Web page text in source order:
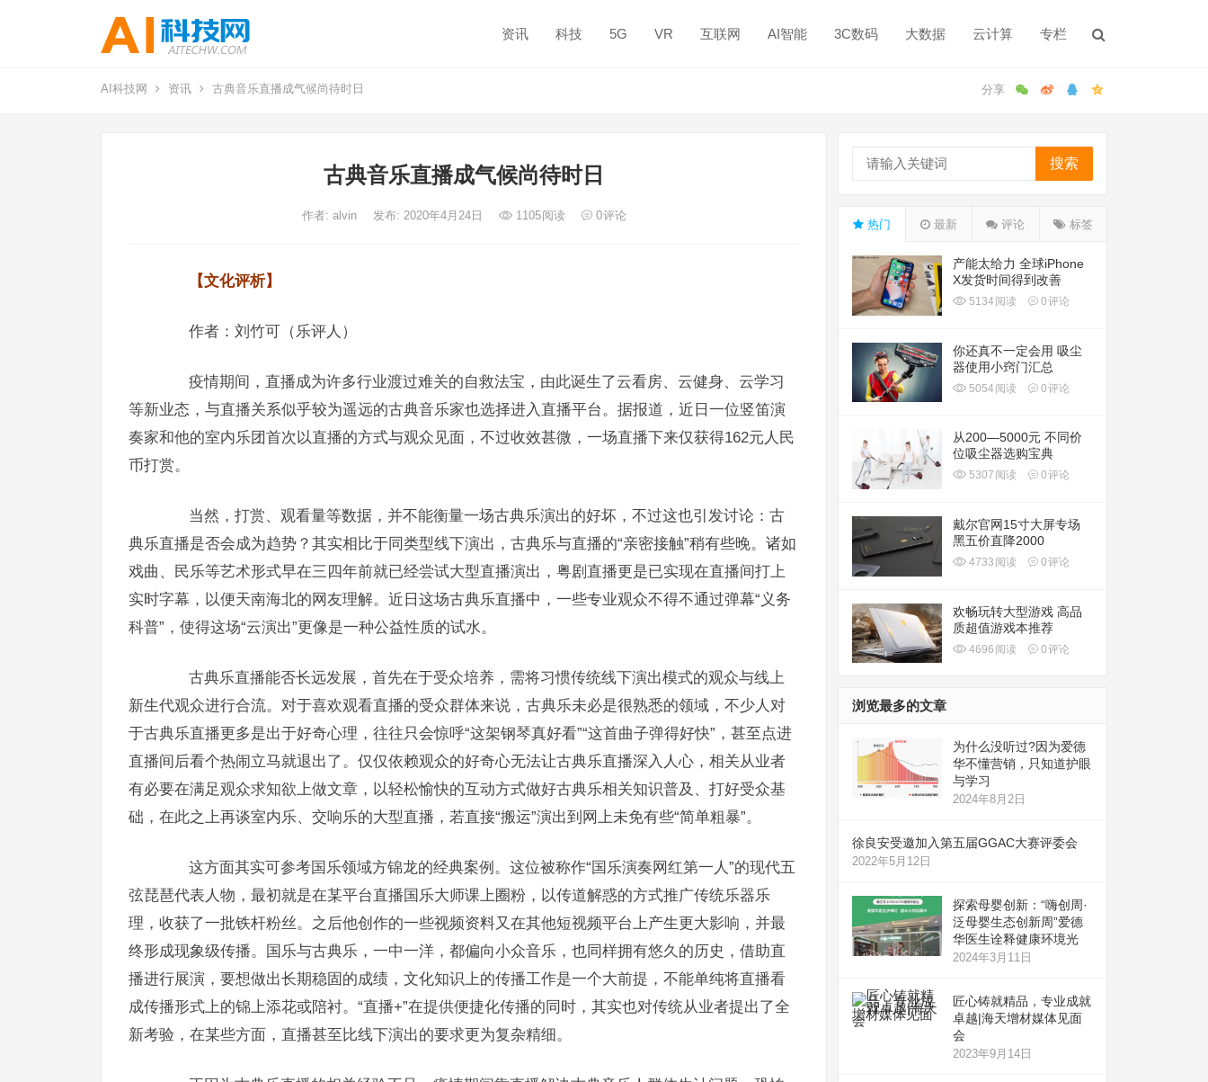
资讯 科技 5G VR 互联网 AI智能 3C数码 大数据 云计算 专栏
AI科技网 资讯 古典音乐直播成气候尚待时日
古典音乐直播成气候尚待时日
作者: alvin 发布: 2020年4月24日 1105阅读 0评论
【文化评析】
作者：刘竹可（乐评人）
疫情期间，直播成为许多行业渡过难关的自救法宝，由此诞生了云看房、云健身、云学习
等新业态，与直播关系似乎较为遥远的古典音乐家也选择进入直播平台。据报道，近日一位竖笛演
奏家和他的室内乐团首次以直播的方式与观众见面，不过收效甚微，一场直播下来仅获得162元人民
币打赏。
当然，打赏、观看量等数据，并不能衡量一场古典乐演出的好坏，不过这也引发讨论：古
典乐直播是否会成为趋势？其实相比于同类型线下演出，古典乐与直播的“亲密接触”稍有些晚。诸如
戏曲、民乐等艺术形式早在三四年前就已经尝试大型直播演出，粤剧直播更是已实现在直播间打上
实时字幕，以便天南海北的网友理解。近日这场古典乐直播中，一些专业观众不得不通过弹幕“义务
科普”，使得这场“云演出”更像是一种公益性质的试水。
古典乐直播能否长远发展，首先在于受众培养，需将习惯传统线下演出模式的观众与线上
新生代观众进行合流。对于喜欢观看直播的受众群体来说，古典乐未必是很熟悉的领域，不少人对
于古典乐直播更多是出于好奇心理，往往只会惊呼“这架钢琴真好看”“这首曲子弹得好快”，甚至点进
直播间后看个热闹立马就退出了。仅仅依赖观众的好奇心无法让古典乐直播深入人心，相关从业者
有必要在满足观众求知欲上做文章，以轻松愉快的互动方式做好古典乐相关知识普及、打好受众基
础，在此之上再谈室内乐、交响乐的大型直播，若直接“搬运”演出到网上未免有些“简单粗暴”。
这方面其实可参考国乐领域方锦龙的经典案例。这位被称作“国乐演奏网红第一人”的现代五
弦琵琶代表人物，最初就是在某平台直播国乐大师课上圈粉，以传道解惑的方式推广传统乐器乐
理，收获了一批铁杆粉丝。之后他创作的一些视频资料又在其他短视频平台上产生更大影响，并最
终形成现象级传播。国乐与古典乐，一中一洋，都偏向小众音乐，也同样拥有悠久的历史，借助直
播进行展演，要想做出长期稳固的成绩，文化知识上的传播工作是一个大前提，不能单纯将直播看
成传播形式上的锦上添花或陪衬。“直播+”在提供便捷化传播的同时，其实也对传统从业者提出了全
新考验，在某些方面，直播甚至比线下演出的要求更为复杂精细。
搜索
热门 最新 评论 标签
产能太给力 全球iPhone
X发货时间得到改善
5134 阅读 0评论
你还真不一定会用 吸尘
器使用小窍门汇总
5054 阅读 0评论
从200—5000元 不同价
位吸尘器选购宝典
5307 阅读 0评论
戴尔官网15寸大屏专场
黑五价直降2000
4733 阅读 0评论
欢畅玩转大型游戏 高品
质超值游戏本推荐
4696 阅读 0评论
浏览最多的文章
为什么没听过?因为爱德
华不懂营销，只知道护眼
与学习
2024年8月2日
徐良安受邀加入第五届GGAC大赛评委会
2022年5月12日
探索母婴创新：“嗨创周·
泛母婴生态创新周”爱德
华医生诠释健康环境光
2024年3月11日
匠心铸就精品，专业成就
卓越|海天增材媒体见面
会
2023年9月14日